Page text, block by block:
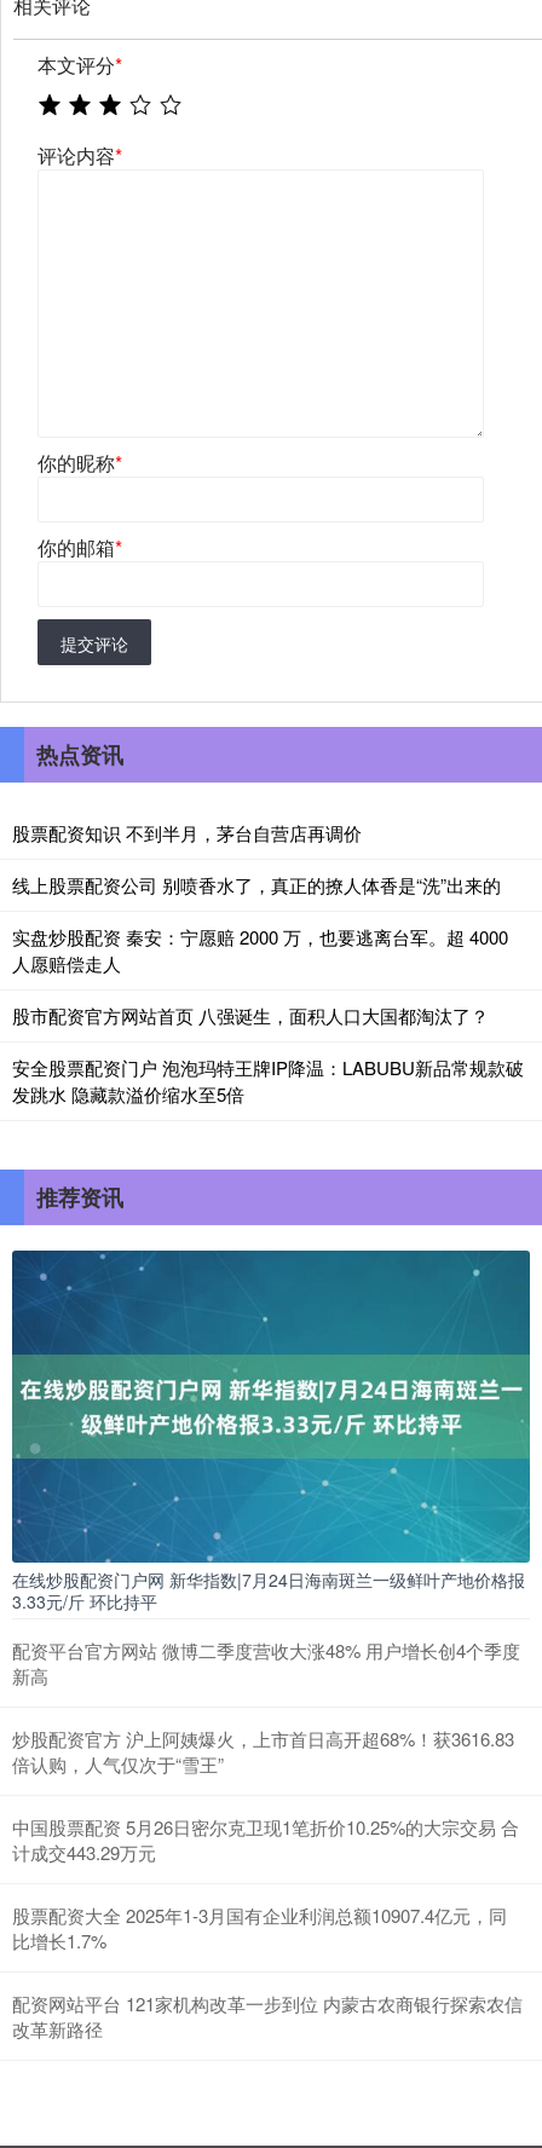
相关评论
本文评分*
评论内容*
你的昵称*
你的邮箱*
提交评论
热点资讯
股票配资知识 不到半月，茅台自营店再调价
线上股票配资公司 别喷香水了，真正的撩人体香是“洗”出来的
实盘炒股配资 秦安：宁愿赔 2000 万，也要逃离台军。超 4000
人愿赔偿走人
股市配资官方网站首页 八强诞生，面积人口大国都淘汰了？
安全股票配资门户 泡泡玛特王牌IP降温：LABUBU新品常规款破
发跳水 隐藏款溢价缩水至5倍
推荐资讯
在线炒股配资门户网 新华指数|7月24日海南斑兰一级鲜叶产地价格报
3.33元/斤 环比持平
配资平台官方网站 微博二季度营收大涨48% 用户增长创4个季度
新高
炒股配资官方 沪上阿姨爆火，上市首日高开超68%！获3616.83
倍认购，人气仅次于“雪王”
中国股票配资 5月26日密尔克卫现1笔折价10.25%的大宗交易 合
计成交443.29万元
股票配资大全 2025年1-3月国有企业利润总额10907.4亿元，同
比增长1.7%
配资网站平台 121家机构改革一步到位 内蒙古农商银行探索农信
改革新路径